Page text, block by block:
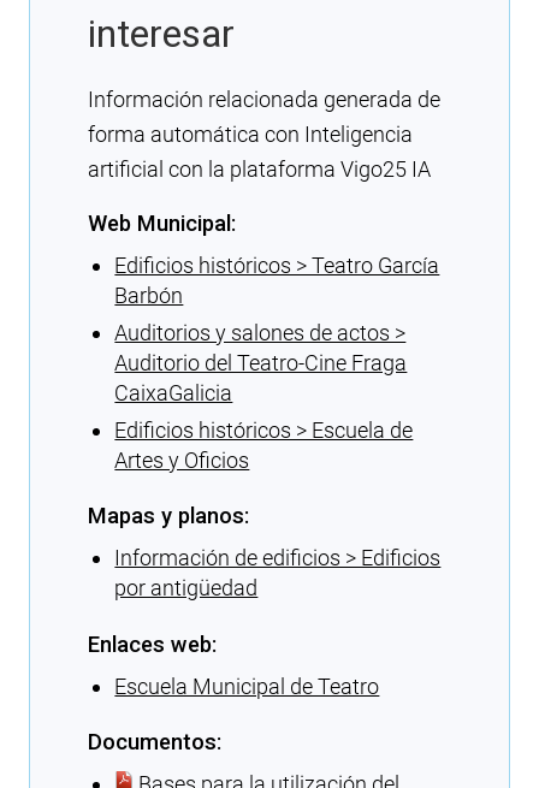
interesar
Información relacionada generada de
forma automática con Inteligencia
artificial con la plataforma Vigo25 IA
Web Municipal:
Edificios históricos > Teatro García
Barbón
Auditorios y salones de actos >
Auditorio del Teatro-Cine Fraga
CaixaGalicia
Edificios históricos > Escuela de
Artes y Oficios
Mapas y planos:
Información de edificios > Edificios
por antigüedad
Enlaces web:
Escuela Municipal de Teatro
Documentos: